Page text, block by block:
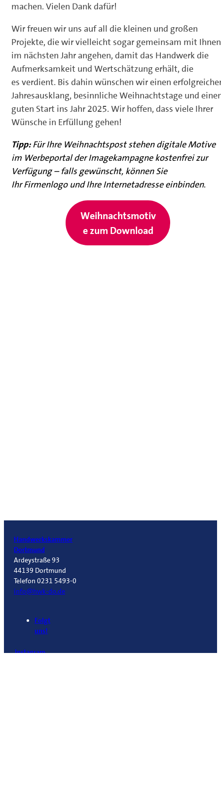
machen. Vielen Dank dafür!
Wir freuen wir uns auf all die kleinen und großen
Projekte, die wir vielleicht sogar gemeinsam mit Ihnen
im nächsten Jahr angehen, damit das Handwerk die
Aufmerksamkeit und Wertschätzung erhält, die
es verdient. Bis dahin wünschen wir einen
Jahresausklang, besinnliche Weihnachtstage und
guten Start ins Jahr 2025. Wir hoffen, dass viele Ihrer
Wünsche in Erfüllung gehen!
Tipp:Für Ihre Weihnachtspost stehen digitale Motive
im Werbeportal der Imagekampagne kostenfrei zur
Verfügung – falls gewünscht, können Sie
Ihr Firmenlogo und Ihre Internetadresse einbinden.
Weihnachtsmotiv
e zum Download
Handwerkskammer
Dortmund
Ardeystraße 93
44139 Dortmund
Telefon 0231 5493-0
info@hwk-do.de
Folgt
uns!
Instagram